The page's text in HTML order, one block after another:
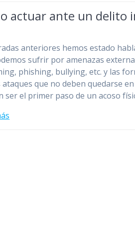
actuar ante un delito
anteriores hemos estado
sufrir por amenazas
phishing, bullying, etc. y las
que no deben quedarse
ser el primer paso de un acoso